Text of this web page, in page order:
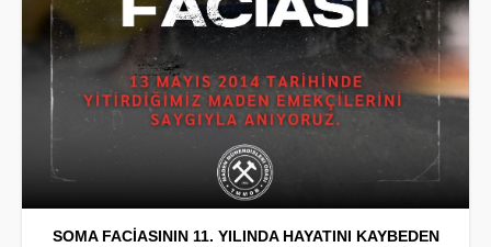
SOMA FACİASININ 11. YILINDA HAYATINI KAYBEDEN